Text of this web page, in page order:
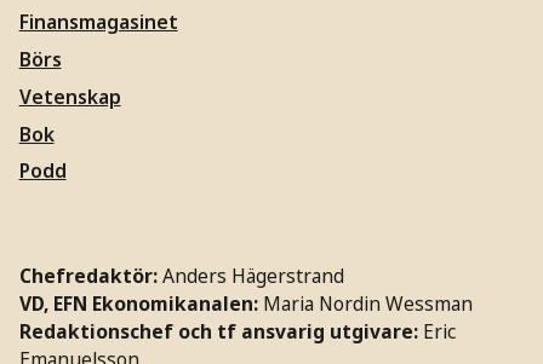
Finansmagasinet
Börs
Vetenskap
Bok
Podd
Chefredaktör:Anders Hägerstrand
VD, EFN Ekonomikanalen: Maria Nordin Wessman
Redaktionschef och tf ansvarig utgivare: Eric